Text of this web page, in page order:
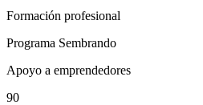
Formación profesional
Programa Sembrando
Apoyo a emprendedores
90